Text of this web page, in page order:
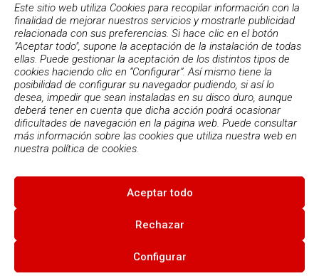
Este sitio web utiliza Cookies para recopilar información con la
finalidad de mejorar nuestros servicios y mostrarle publicidad
relacionada con sus preferencias. Si hace clic en el botón
"Aceptar todo", supone la aceptación de la instalación de todas
ellas. Puede gestionar la aceptación de los distintos tipos de
cookies haciendo clic en “Configurar”. Así mismo tiene la
posibilidad de configurar su navegador pudiendo, si así lo
desea, impedir que sean instaladas en su disco duro, aunque
deberá tener en cuenta que dicha acción podrá ocasionar
dificultades de navegación en la página web. Puede consultar
más información sobre las cookies que utiliza nuestra web en
nuestra política de cookies.
Aceptar todo
Rechazar
Configurar
Acepto lapolítica de privacidad
© 2026
Condiciones de uso